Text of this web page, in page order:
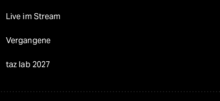
Live im Stream
Vergangene
taz lab 2027